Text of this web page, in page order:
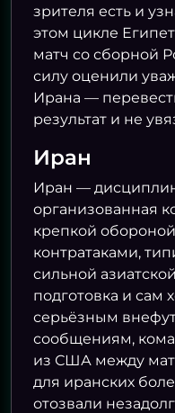
зрителя есть и
этом цикле
матч со сборной
силу оценили
Ирана —
результат и не
Иран
Иран —
организованная
крепкой
контратаками,
сильной
подготовка и сам
серьёзным
сообщениям,
из США между
для иранских
отозвали